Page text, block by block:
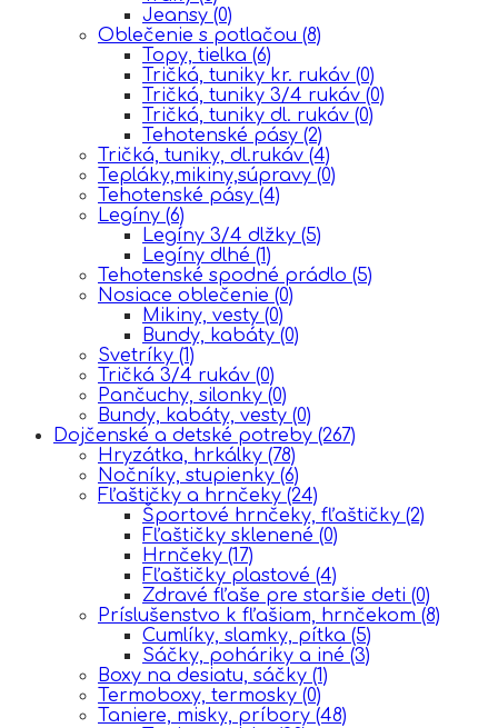
Jeansy (0)
Oblečenie s potlačou (8)
Topy, tielka (6)
Tričká, tuniky kr. rukáv (0)
Tričká, tuniky 3/4 rukáv (0)
Tričká, tuniky dl. rukáv (0)
Tehotenské pásy (2)
Tričká, tuniky, dl.rukáv (4)
Tepláky,mikiny,súpravy (0)
Tehotenské pásy (4)
Legíny (6)
Legíny 3/4 dlžky (5)
Legíny dlhé (1)
Tehotenské spodné prádlo (5)
Nosiace oblečenie (0)
Mikiny, vesty (0)
Bundy, kabáty (0)
Svetríky (1)
Tričká 3/4 rukáv (0)
Pančuchy, silonky (0)
Bundy, kabáty, vesty (0)
Dojčenské a detské potreby (267)
Hryzátka, hrkálky (78)
Nočníky, stupienky (6)
Fľaštičky a hrnčeky (24)
Športové hrnčeky, fľaštičky (2)
Fľaštičky sklenené (0)
Hrnčeky (17)
Fľaštičky plastové (4)
Zdravé fľaše pre staršie deti (0)
Príslušenstvo k fľašiam, hrnčekom (8)
Cumlíky, slamky, pítka (5)
Sáčky, poháriky a iné (3)
Boxy na desiatu, sáčky (1)
Termoboxy, termosky (0)
Taniere, misky, príbory (48)